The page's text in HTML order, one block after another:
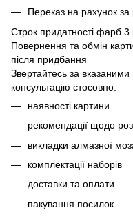
Переказ на рахунок за
Строк придатності фарб 3
Повернення та обмін
після придбання
Звертайтесь за
консультацію стосовно:
наявності картини
рекомендації щодо
викладки алмазної
комплектації наборів
доставки та оплати
пакування посилок